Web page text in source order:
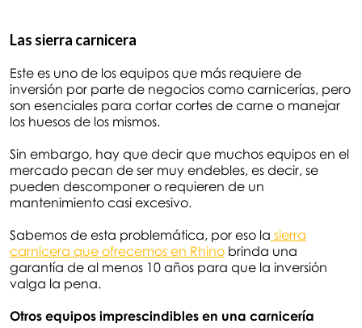
Las sierra carnicera
Este es uno de los equipos que más requiere de
inversión por parte de negocios como carnicerías, pero
son esenciales para cortar cortes de carne o manejar
los huesos de los mismos.
Sin embargo, hay que decir que muchos equipos en el
mercado pecan de ser muy endebles, es decir, se
pueden descomponer o requieren de un
mantenimiento casi excesivo.
Sabemos de esta problemática, por eso la sierra
carnicera que ofrecemos en Rhino brinda una
garantía de al menos 10 años para que la inversión
valga la pena.
Otros equipos imprescindibles en una carnicería